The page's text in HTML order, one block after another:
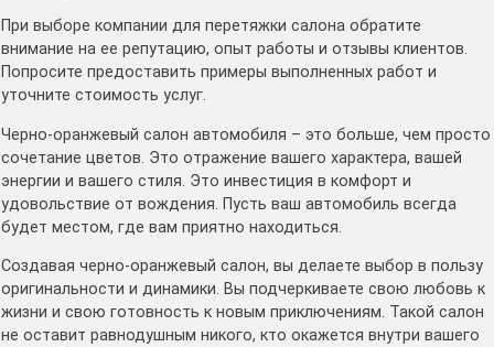
При выборе компании для перетяжки салона обратите
внимание на ее репутацию, опыт работы и отзывы клиентов․
Попросите предоставить примеры выполненных работ и
уточните стоимость услуг․
Черно-оранжевый салон автомобиля – это больше, чем просто
сочетание цветов․ Это отражение вашего характера, вашей
энергии и вашего стиля․ Это инвестиция в комфорт и
удовольствие от вождения․ Пусть ваш автомобиль всегда
будет местом, где вам приятно находиться․
Создавая черно-оранжевый салон, вы делаете выбор в пользу
оригинальности и динамики․ Вы подчеркиваете свою любовь к
жизни и свою готовность к новым приключениям․ Такой салон
не оставит равнодушным никого, кто окажется внутри вашего